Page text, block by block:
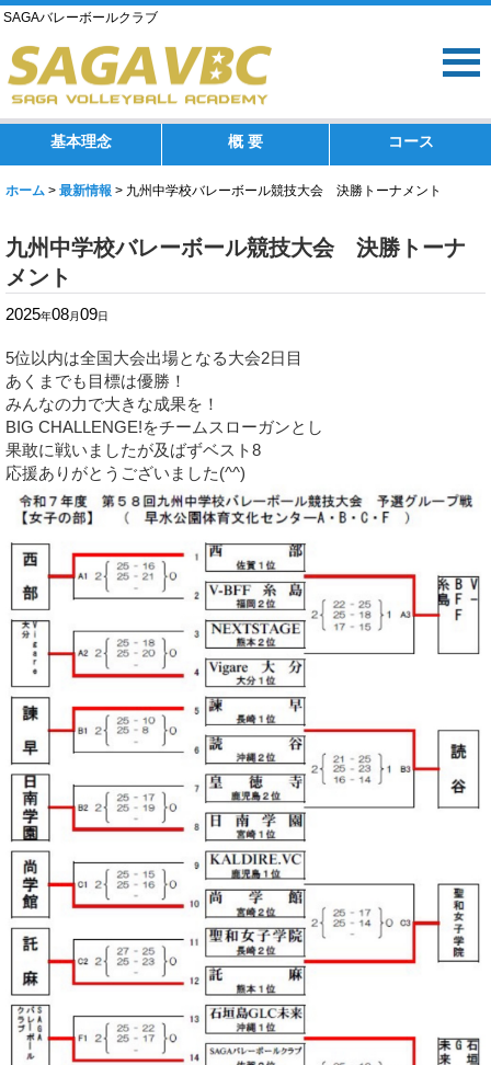
SAGAバレーボールクラブ
基本理念 概 要 コース
ホーム > 最新情報 > 九州中学校バレーボール競技大会 決勝トーナメント
九州中学校バレーボール競技大会 決勝トーナ
メント
2025年08月09日
5位以内は全国大会出場となる大会2日目
あくまでも目標は優勝！
みんなの力で大きな成果を！
BIG CHALLENGE!をチームスローガンとし
果敢に戦いましたが及ばずベスト8
応援ありがとうございました(^^)